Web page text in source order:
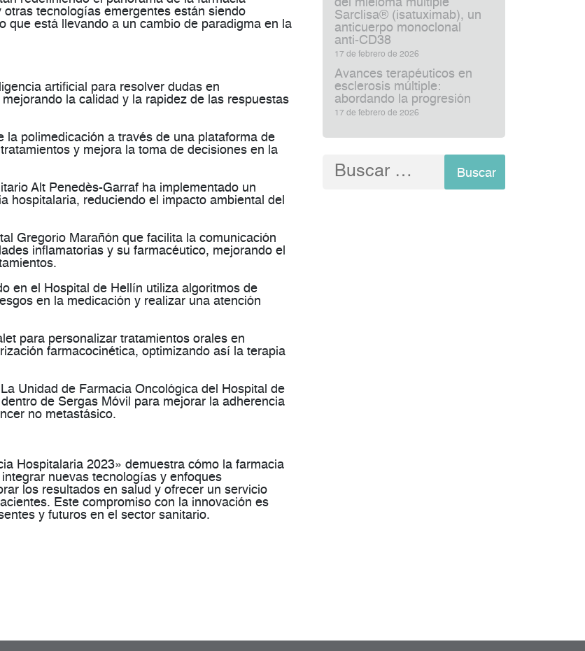
tecnologías emergentes están siendo
que está llevando a un cambio de paradigma en la
artificial para resolver dudas en
la calidad y la rapidez de las respuestas
la polimedicación a través de una plataforma de
y mejora la toma de decisiones en la
Alt Penedès-Garraf ha implementado un
hospitalaria, reduciendo el impacto ambiental del
Gregorio Marañón que facilita la comunicación
inflamatorias y su farmacéutico, mejorando el
en el Hospital de Hellín utiliza algoritmos de
en la medicación y realizar una atención
para personalizar tratamientos orales en
farmacocinética, optimizando así la terapia
Unidad de Farmacia Oncológica del Hospital de
de Sergas Móvil para mejorar la adherencia
no metastásico​.
Hospitalaria 2023» demuestra cómo la farmacia
nuevas tecnologías y enfoques
los resultados en salud y ofrecer un servicio
Este compromiso con la innovación es
y futuros en el sector sanitario.
del mieloma múltiple
Sarclisa® (isatuximab), un
anticuerpo monoclonal
anti‑CD38
17 de febrero de 2026
Avances terapéuticos en
esclerosis múltiple:
abordando la progresión
17 de febrero de 2026
Buscar: